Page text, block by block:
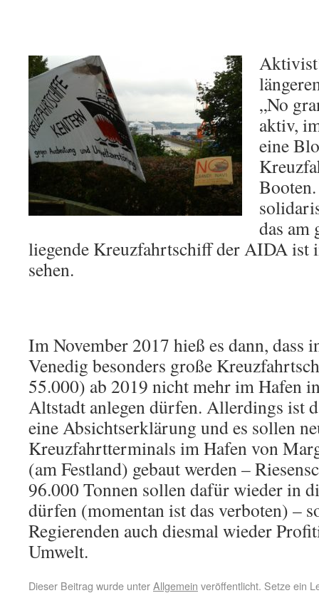
„No
aktiv,
eine
das am
liegende Kreuzfahrtschiff der AIDA ist
sehen.
Im November 2017 hieß es dann, dass
Venedig besonders große
55.000) ab 2019 nicht mehr im Hafen
Altstadt anlegen dürfen. Allerdings ist
eine Absichtserklärung und es sollen
Kreuzfahrtterminals im Hafen von
(am Festland) gebaut werden –
96.000 Tonnen sollen dafür wieder in
dürfen (momentan ist das verboten) –
Regierenden auch diesmal wieder
Umwelt.
Dieser Beitrag wurde unterAllgemein veröffentlicht. Setze ein